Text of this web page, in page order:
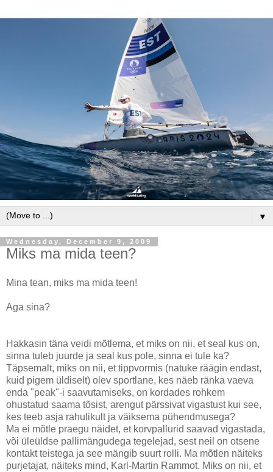
▼
Wednesday, December 9, 2009
Miks ma mida teen?
Mina tean, miks ma mida teen!
Aga sina?
Hakkasin täna veidi mõtlema, et miks on nii, et seal kus on,
sinna tuleb juurde ja seal kus pole, sinna ei tule ka?
Täpsemalt, miks on nii, et tippvormis (natuke räägin endast,
kuid pigem üldiselt) olev sportlane, kes näeb ränka vaeva
enda "peak"-i saavutamiseks, on kordades rohkem
ohustatud saama tõsist, arengut pärssivat vigastust kui see,
kes teeb asja rahulikult ja väiksema pühendmusega?
Ma ei mõtle praegu näidet, et korvpallurid saavad vigastada,
või üleüldse pallimängudega tegelejad, sest neil on otsene
kontakt teistega ja see mängib suurt rolli. Ma mõtlen näiteks
purjetajat, näiteks mind, Karl-Martin Rammot. Miks on nii, et